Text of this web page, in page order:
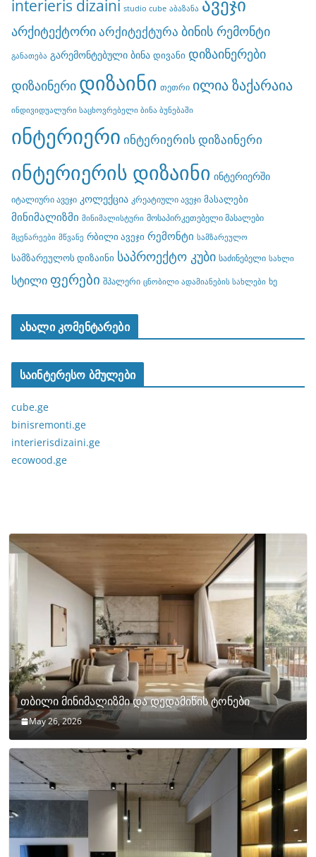
interieris dizaini studio cube აბაზანა
არქიტექტორიარქიტექტურა ბინის რემონტი
განათება გარემონტებული ბინა დივანი დიზაინერები
დიზაინერი დიზაინი თეთრი ილია ზაქარაია
ინდივიდუალური საცხოვრებელი ბინა ბუნებაში
ინტერიერი ინტერიერის დიზაინერი
ინტერიერის დიზაინი ინტერიერში
იტალიური ავეჯი კოლექცია კრეატიული ავეჯი მასალები
მინიმალიზმი მინიმალისტური მოსაპირკეთებელი მასალები
მცენარეები მწვანე რბილი ავეჯი რემონტი სამზარეულო
სამზარეულოს დიზაინი საპროექტო კუბი საძინებელი სახლი
სტილი ფერები შპალერი ცნობილი ადამიანების სახლები ხე
ახალი კომენტარები
საინტერესო ბმულები
cube.ge
binisremonti.ge
interierisdizaini.ge
ecowood.ge
თბილი მინიმალიზმი და დედამიწის ტონები
May 26, 2026